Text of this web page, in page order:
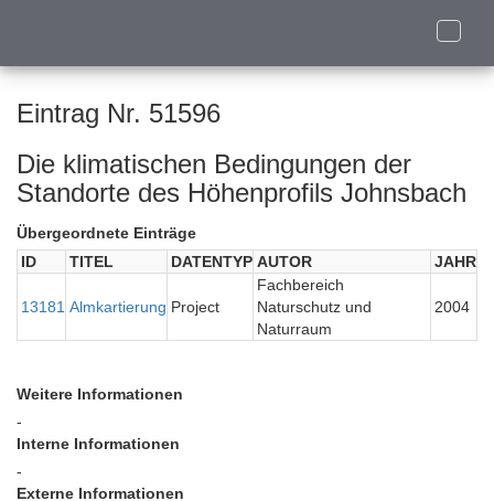
Toggle
Eintrag Nr. 51596
Die klimatischen Bedingungen der
Standorte des Höhenprofils Johnsbach
Übergeordnete Einträge
ID
TITEL DATENTYP AUTOR JAHR
13181 Almkartierung Project
Fachbereich
Naturschutz und
Naturraum
2004
Weitere Informationen
-
Interne Informationen
-
Externe Informationen